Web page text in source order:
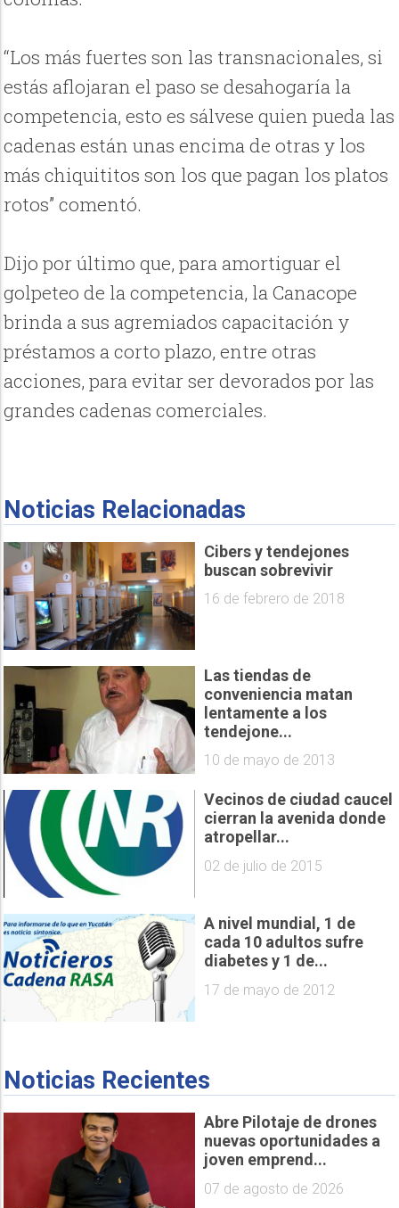
“Los más fuertes son las transnacionales, si
estás aflojaran el paso se desahogaría la
competencia, esto es sálvese quien pueda las
cadenas están unas encima de otras y los
más chiquititos son los que pagan los platos
rotos” comentó.
Dijo por último que, para amortiguar el
golpeteo de la competencia, la Canacope
brinda a sus agremiados capacitación y
préstamos a corto plazo, entre otras
acciones, para evitar ser devorados por las
grandes cadenas comerciales.
Noticias Relacionadas
Cibers y tendejones
buscan sobrevivir
16 de febrero de 2018
Las tiendas de
conveniencia matan
lentamente a los
tendejone...
10 de mayo de 2013
Vecinos de ciudad caucel
cierran la avenida donde
atropellar...
02 de julio de 2015
A nivel mundial, 1 de
cada 10 adultos sufre
diabetes y 1 de...
17 de mayo de 2012
Noticias Recientes
Abre Pilotaje de drones
nuevas oportunidades a
joven emprend...
07 de agosto de 2026